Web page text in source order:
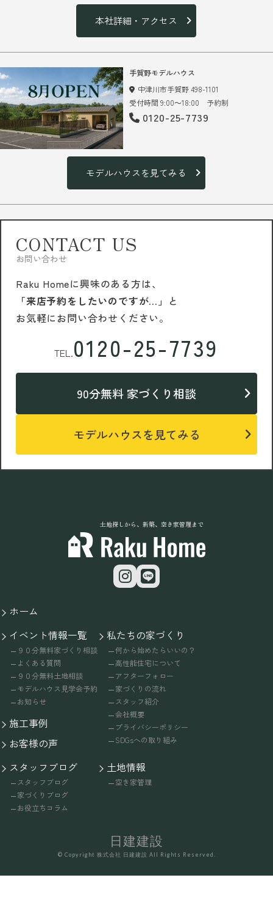
本社詳細・アクセス
手賀野モデルハウス
中津川市手賀野 498-1101
受付時間 9:00～18:00 予約制
0120-25-7739
モデルハウスを見てみる
CONTACT US
お問い合わせ
Raku Homeに興味のある方は、
「来店予約をしたいのですが…」 と
お気軽にお問い合わせください。
TEL.0120-25-7739
90分無料 家づくり相談
モデルハウスを見てみる
土地探しから、新築、空き家管理まで
ホーム
イベント情報一覧
９０分無料家づくり相談
よくある質問
９０分無料土地相談
モデルハウス見学会予約
お知らせ
施工事例
お客様の声
私たちの家づくり
何から始めたらいいの？
高性能住宅について
アフターフォロー
家づくりの流れ
スタッフ紹介
会社概要
プライバシーポリシー
SDGsへの取り組み
スタッフブログ
スタッフブログ
家づくりブログ
お役立ちコラム
土地情報
空き家管理
日建建設
© Copyright 株式会社 日建建設 All Rights Reserved.